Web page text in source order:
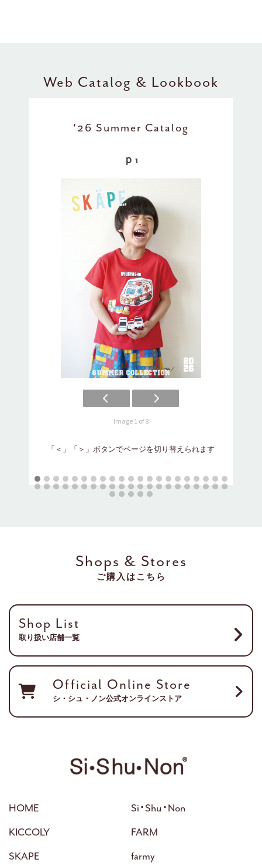
Web Catalog & Lookbook
'26 Summer Catalog
ｐ1
Image 1 of 8
「＜」「＞」ボタンでページを切り替えられます
Shops & Stores
ご購入はこちら
Shop List
取り扱い店舗一覧
Official Online Store
シ・シュ・ノン公式オンラインストア
HOME
Si･Shu･Non
KICCOLY
FARM
SKAPE
farmy